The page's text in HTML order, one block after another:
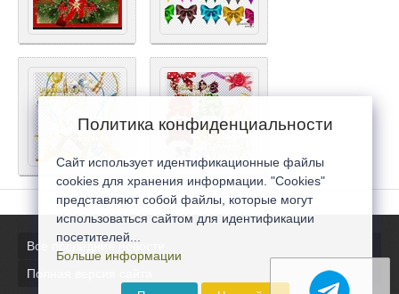
Все последние новости
Полная версия сайта
Политика конфиденциальности
Сайт использует идентификационные файлы
cookies для хранения информации. "Cookies"
представляют собой файлы, которые могут
использоваться сайтом для идентификации
посетителей...
Больше информации